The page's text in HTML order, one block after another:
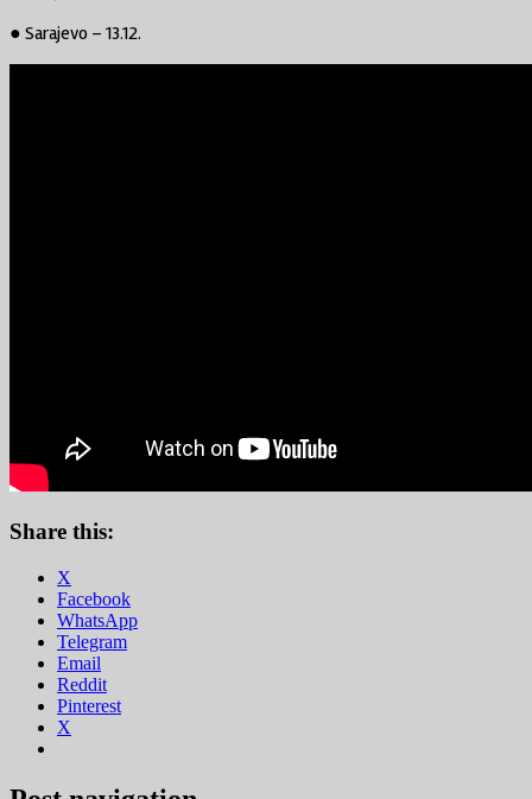
● Sarajevo – 13.12.
Share this:
X
Facebook
WhatsApp
Telegram
Email
Reddit
Pinterest
X